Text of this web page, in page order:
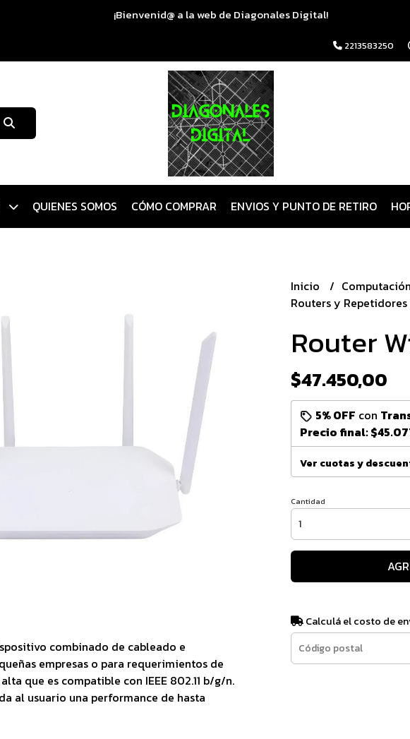
¡Bienvenid@ a la web de Diagonales Digital!
2213583250
QUIENES SOMOS CÓMO COMPRAR ENVIOS Y PUNTO DE RETIRO
combinado de cableado e
empresas o para requerimientos de
que es compatible con IEEE 802.11 b/g/n.
al usuario una performance de hasta
Inicio
Computación
Routers y Repetidores
Router
$47.450,00
5% OFF con
Precio final:
Ver cuotas y
Cantidad
Calculá el costo de